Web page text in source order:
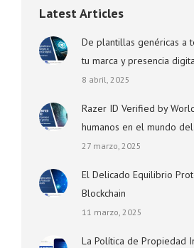
Latest Articles
De plantillas genéricas a
tu marca y presencia
8 abril, 2025
Razer ID Verified by
humanos en el mundo
27 marzo, 2025
El Delicado Equilibrio
Blockchain
11 marzo, 2025
La Política de Propiedad